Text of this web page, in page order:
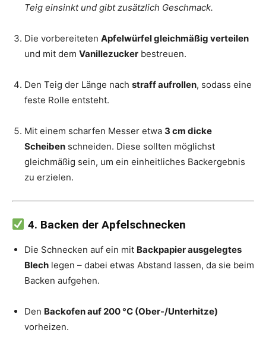
Teig einsinkt und gibt zusätzlich Geschmack.
Die vorbereiteten Apfelwürfel gleichmäßig verteilen
und mit dem Vanillezucker bestreuen.
Den Teig der Länge nach straff aufrollen, sodass eine
feste Rolle entsteht.
Mit einem scharfen Messer etwa 3 cm dicke
Scheiben schneiden. Diese sollten möglichst
gleichmäßig sein, um ein einheitliches Backergebnis
zu erzielen.
4. Backen der Apfelschnecken
Die Schnecken auf ein mit Backpapier ausgelegtes
Blech legen – dabei etwas Abstand lassen, da sie beim
Backen aufgehen.
Den Backofen auf 200 °C (Ober-/Unterhitze)
vorheizen.